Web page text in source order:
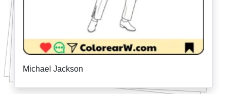
Michael Jackson